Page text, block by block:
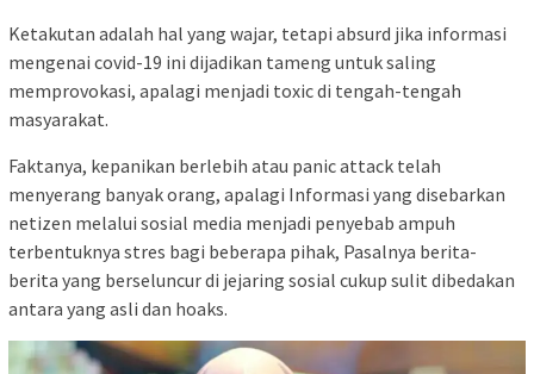
Ketakutan adalah hal yang wajar, tetapi absurd jika informasi
mengenai covid-19 ini dijadikan tameng untuk saling
memprovokasi, apalagi menjadi toxic di tengah-tengah
masyarakat.
Faktanya, kepanikan berlebih atau panic attack telah
menyerang banyak orang, apalagi Informasi yang disebarkan
netizen melalui sosial media menjadi penyebab ampuh
terbentuknya stres bagi beberapa pihak, Pasalnya berita-
berita yang berseluncur di jejaring sosial cukup sulit dibedakan
antara yang asli dan hoaks.